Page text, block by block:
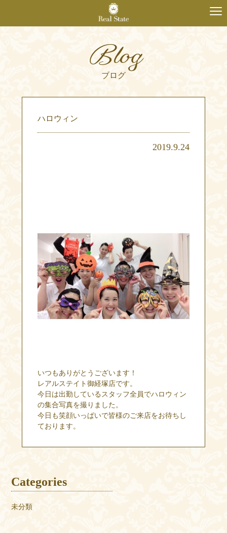
Blog
ブログ
ハロウィン
2019.9.24
いつもありがとうございます！
レアルステイト御経塚店です。
今日は出勤しているスタッフ全員でハロウィン
の集合写真を撮りました。
今日も笑顔いっぱいで皆様のご来店をお待ちし
ております。
Categories
未分類